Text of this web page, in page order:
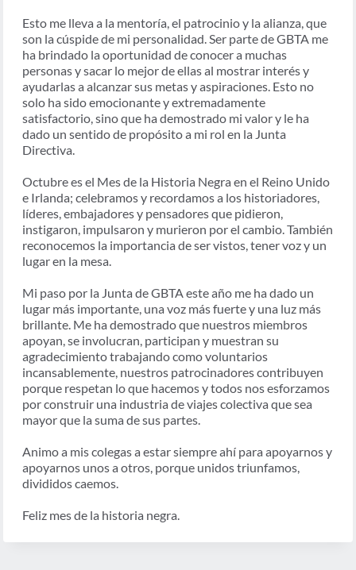
Esto me lleva a la mentoría, el patrocinio y la alianza, que
son la cúspide de mi personalidad. Ser parte de GBTA me
ha brindado la oportunidad de conocer a muchas
personas y sacar lo mejor de ellas al mostrar interés y
ayudarlas a alcanzar sus metas y aspiraciones. Esto no
solo ha sido emocionante y extremadamente
satisfactorio, sino que ha demostrado mi valor y le ha
dado un sentido de propósito a mi rol en la Junta
Directiva.
Octubre es el Mes de la Historia Negra en el Reino Unido
e Irlanda; celebramos y recordamos a los historiadores,
líderes, embajadores y pensadores que pidieron,
instigaron, impulsaron y murieron por el cambio. También
reconocemos la importancia de ser vistos, tener voz y un
lugar en la mesa.
Mi paso por la Junta de GBTA este año me ha dado un
lugar más importante, una voz más fuerte y una luz más
brillante. Me ha demostrado que nuestros miembros
apoyan, se involucran, participan y muestran su
agradecimiento trabajando como voluntarios
incansablemente, nuestros patrocinadores contribuyen
porque respetan lo que hacemos y todos nos esforzamos
por construir una industria de viajes colectiva que sea
mayor que la suma de sus partes.
Animo a mis colegas a estar siempre ahí para apoyarnos y
apoyarnos unos a otros, porque unidos triunfamos,
divididos caemos.
Feliz mes de la historia negra.